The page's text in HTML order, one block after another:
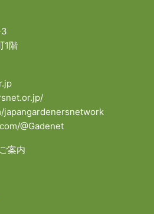
1階
japangardenersnetwork
@Gadenet
案内